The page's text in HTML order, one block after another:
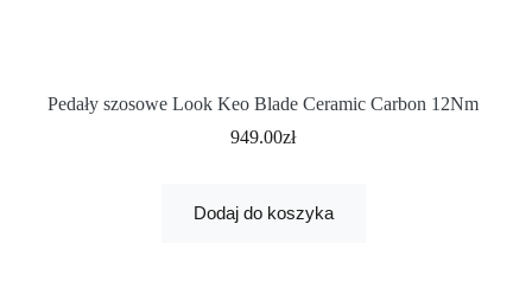
Pedały szosowe Look Keo Blade Ceramic Carbon 12Nm
949.00zł
Dodaj do koszyka